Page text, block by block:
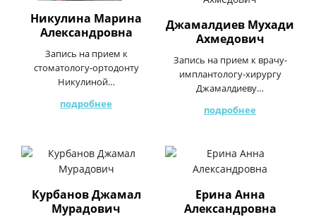
Никулина Марина
Александровна
Запись на прием к
стоматологу-ортодонту
Никулиной…
подробнее
Джамалдиев Мухади
Ахмедович
Запись на прием к врачу-
имплантологу-хирургу
Джамалдиеву…
подробнее
Курбанов Джамал
Мурадович
Ерина Анна
Александровна